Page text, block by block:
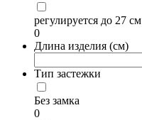
регулируется до 27 см
0
Длина изделия (см)
Тип застежки
Без замка
0